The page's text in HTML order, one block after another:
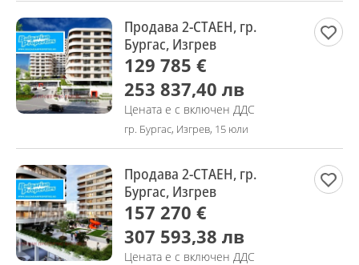
Продава 2-СТАЕН, гр.
Бургас, Изгрев
129 785 €
253 837,40 лв
Цената е с включен ДДС
гр. Бургас, Изгрев, 15 юли
Продава 2-СТАЕН, гр.
Бургас, Изгрев
157 270 €
307 593,38 лв
Цената е с включен ДДС